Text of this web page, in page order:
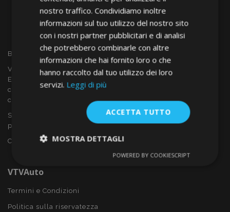
Benvenuto a VTVAUTO
VTVAUTO è rivenditore e fornitore all'ingrosso in tutta
Europa, di accessori per auto come:
copricerchi, deflettori, coprisedili, tappetini per auto,
coperchi cromati, rollbars ecc.
Sei interessato al dropshipping o vuoi diventare nostro
partner?
Contattaci oggi stesso!
VTVAuto
Termini e Condizioni
Politica sulla riservatezza
nostro traffico. Condividiamo inoltre
informazioni sul tuo utilizzo del nostro sito
con i nostri partner pubblicitari e di analisi
che potrebbero combinarle con altre
informazioni che hai fornito loro o che
hanno raccolto dal tuo utilizzo dei loro
servizi. Leggi di più
ACCETTA TUTTO
MOSTRA DETTAGLI
Performance
Targeting
POWERED BY COOKIESCRIPT